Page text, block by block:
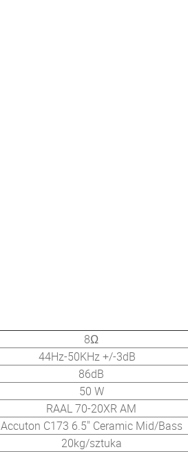
8Ω
44Hz-50KHz +/-3dB
86dB
50 W
RAAL 70-20XR AM
Accuton C173 6.5" Ceramic Mid/Bass
20kg/sztuka